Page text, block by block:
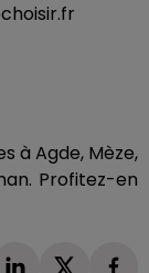
à Agde, Mèze,
Profitez-en